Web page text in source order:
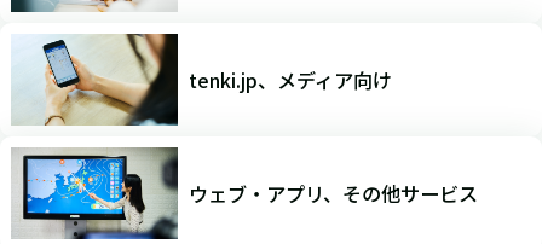
tenki.jp、メディア向け
ウェブ・アプリ、その他サービス